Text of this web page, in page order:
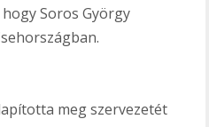
Soros György
meg szervezetét